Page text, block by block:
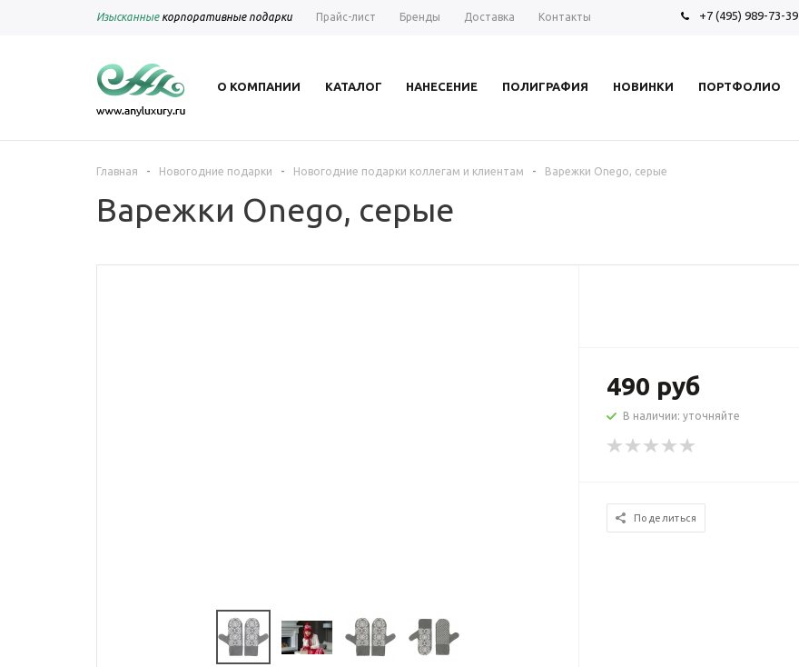
Изысканныекорпоративные подарки Прайс-лист Бренды Доставка Контакты +7 (495) 989-73-39
О КОМПАНИИ КАТАЛОГ НАНЕСЕНИЕ ПОЛИГРАФИЯ НОВИНКИ ПОРТФОЛИО
Главная - Новогодние подарки - Новогодние подарки коллегам и клиентам - Варежки Onego, серые
Варежки Onego, серые
490 руб
В наличии: уточняйте
Поделиться